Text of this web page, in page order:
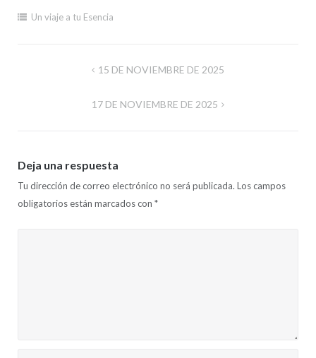
Un viaje a tu Esencia
Navegación15 DE NOVIEMBRE DE 2025
17 DE NOVIEMBRE DE 2025
Deja una respuesta
Tu dirección de correo electrónico no será publicada. Los campos
obligatorios están marcados con *